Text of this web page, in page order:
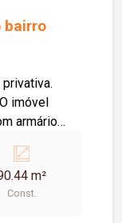
bairro
armário
e box em
01
m²
Const.